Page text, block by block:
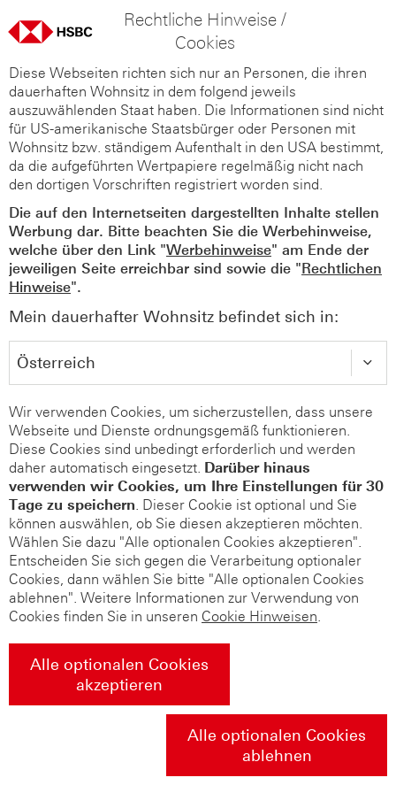
Rechtliche Hinweise /
Cookies
Diese Webseiten richten sich nur an Personen, die ihren
dauerhaften Wohnsitz in dem folgend jeweils
auszuwählenden Staat haben. Die Informationen sind nicht
für US-amerikanische Staatsbürger oder Personen mit
Wohnsitz bzw. ständigem Aufenthalt in den USA bestimmt,
da die aufgeführten Wertpapiere regelmäßig nicht nach
den dortigen Vorschriften registriert worden sind.
Die auf den Internetseiten dargestellten Inhalte stellen
Werbung dar. Bitte beachten Sie die Werbehinweise,
welche über den Link "Werbehinweise" am Ende der
jeweiligen Seite erreichbar sind sowie die "Rechtlichen
Hinweise".
Mein dauerhafter Wohnsitz befindet sich in:
Wir verwenden Cookies, um sicherzustellen, dass unsere
Webseite und Dienste ordnungsgemäß funktionieren.
Diese Cookies sind unbedingt erforderlich und werden
daher automatisch eingesetzt. Darüber hinaus
verwenden wir Cookies, um Ihre Einstellungen für 30
Tage zu speichern. Dieser Cookie ist optional und Sie
können auswählen, ob Sie diesen akzeptieren möchten.
Wählen Sie dazu "Alle optionalen Cookies akzeptieren".
Entscheiden Sie sich gegen die Verarbeitung optionaler
Cookies, dann wählen Sie bitte "Alle optionalen Cookies
ablehnen". Weitere Informationen zur Verwendung von
Cookies finden Sie in unseren Cookie Hinweisen.
Alle optionalen Cookies
akzeptieren
Alle optionalen Cookies
ablehnen